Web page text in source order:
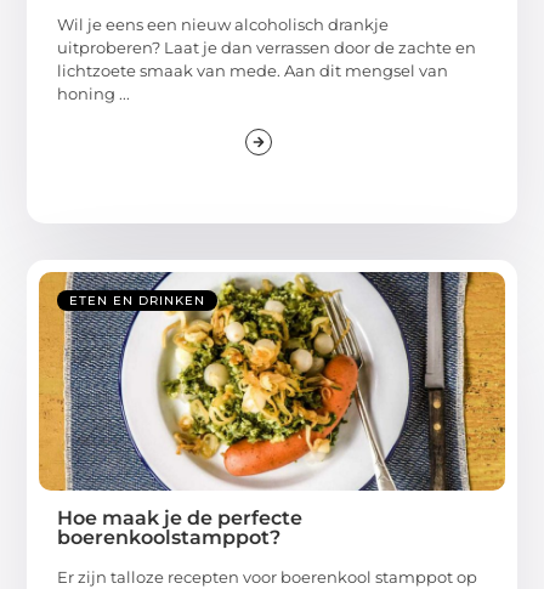
Wil je eens een nieuw alcoholisch drankje
uitproberen? Laat je dan verrassen door de zachte en
lichtzoete smaak van mede. Aan dit mengsel van
honing ...
ETEN EN DRINKEN
Hoe maak je de perfecte
boerenkoolstamppot?
Er zijn talloze recepten voor boerenkool stamppot op